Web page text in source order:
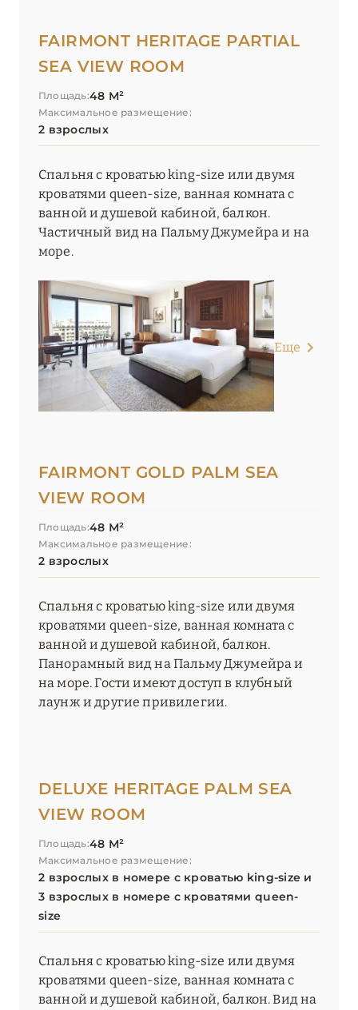
ЭЛЬ-ФУДЖАЙРА
FAIRMONT HERITAGE PARTIAL
SEA VIEW ROOM
Площадь:48 М²
Максимальное размещение:
2 взрослых
Спальня с кроватью king-size или двумя
кроватями queen-size, ванная комната с
ванной и душевой кабиной, балкон.
Частичный вид на Пальму Джумейра и на
море.
Еще
FAIRMONT GOLD PALM SEA
VIEW ROOM
Площадь:48 М²
Максимальное размещение:
2 взрослых
Спальня с кроватью king-size или двумя
кроватями queen-size, ванная комната с
ванной и душевой кабиной, балкон.
Панорамный вид на Пальму Джумейра и
на море. Гости имеют доступ в клубный
лаунж и другие привилегии.
DELUXE HERITAGE PALM SEA
VIEW ROOM
Площадь:48 М²
Максимальное размещение:
2 взрослых в номере с кроватью king-size и
3 взрослых в номере с кроватями queen-
size
Спальня с кроватью king-size или двумя
кроватями queen-size, ванная комната с
ванной и душевой кабиной, балкон. Вид на